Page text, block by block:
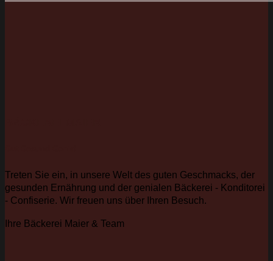
Treten Sie ein, in unsere Welt des guten Geschmacks, der
gesunden Ernährung und der genialen Bäckerei - Konditorei
- Confiserie. Wir freuen uns über Ihren Besuch.
Ihre Bäckerei Maier & Team